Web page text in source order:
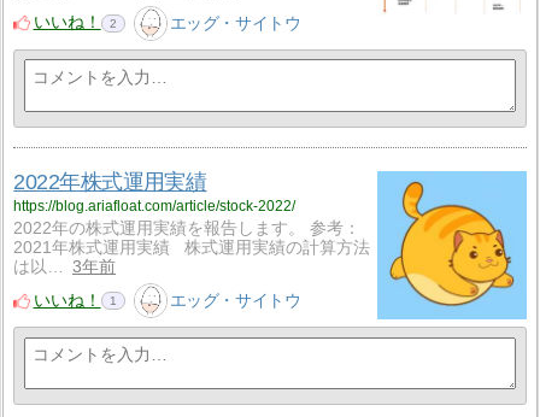
いいね！
2 エッグ・サイトウ
2022年株式運用実績
https://blog.ariafloat.com/article/stock-2022/
2022年の株式運用実績を報告します。 参考：
2021年株式運用実績 株式運用実績の計算方法
は以…
3年前
いいね！
1 エッグ・サイトウ